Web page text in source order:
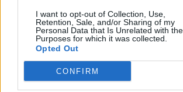
I want to opt-out of Collection, Use,
Retention, Sale, and/or Sharing of my
Personal Data that Is Unrelated with the
Purposes for which it was collected.
Opted Out
CONFIRM
Vastaa
Hassu kaktus15